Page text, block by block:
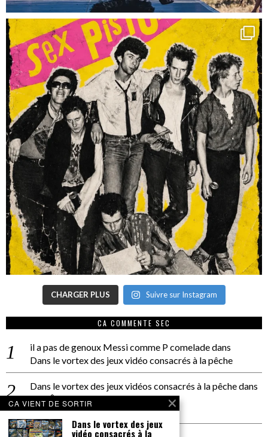
CHARGER PLUS Suivre sur Instagram
CA COMMENTE SEC
il a pas de genoux Messi comme P comeladedans
Dans le vortex des jeux vidéo consacrés à la pêche
Dans le vortex des jeux vidéos consacrés à la pêchedans
PACÔME THIELLEMENT
La séance d’Hip Gnose
CA VIENT DE SORTIR
Dans le vortex des jeux
vidéo consacrés à la